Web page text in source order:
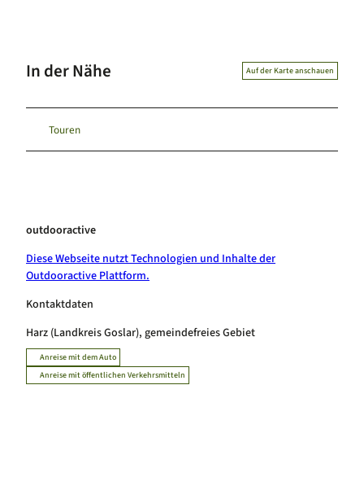
In der Nähe Auf der Karte anschauen
Touren
outdooractive
Diese Webseite nutzt Technologien und Inhalte der
Outdooractive Plattform.
Kontaktdaten
Harz (Landkreis Goslar), gemeindefreies Gebiet
Anreise mit dem Auto
Anreise mit öffentlichen Verkehrsmitteln